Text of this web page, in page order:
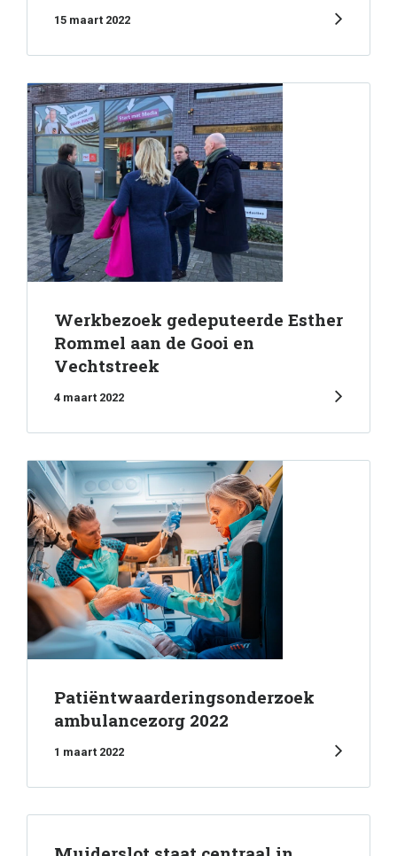
15 maart 2022
Werkbezoek gedeputeerde Esther
Rommel aan de Gooi en
Vechtstreek
4 maart 2022
Patiëntwaarderingsonderzoek
ambulancezorg 2022
1 maart 2022